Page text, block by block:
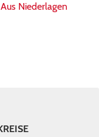
Niederlagen